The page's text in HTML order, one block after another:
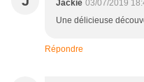
Jackie 03/07/2019
Une délicieuse
Répondre